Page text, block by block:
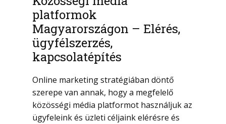
platformok
Magyarországon – Elérés,
ügyfélszerzés,
kapcsolatépítés
Online marketing stratégiában döntő
szerepe van annak, hogy a megfelelő
közösségi média platformot használjuk az
ügyfeleink és üzleti céljaink elérésre és